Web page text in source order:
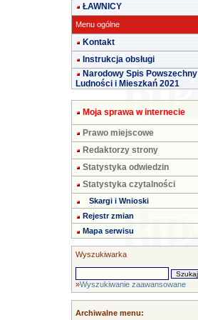
ŁAWNICY
Menu ogólne
Kontakt
Instrukcja obsługi
Narodowy Spis Powszechny
Ludności i Mieszkań 2021
Moja sprawa w internecie
Prawo miejscowe
Redaktorzy strony
Statystyka odwiedzin
Statystyka czytalności
Skargi i Wnioski
Rejestr zmian
Mapa serwisu
Wyszukiwarka
»Wyszukiwanie zaawansowane
Archiwalne menu: